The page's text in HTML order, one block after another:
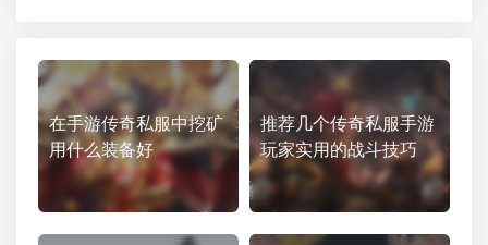
在手游传奇私服中挖矿
用什么装备好
推荐几个传奇私服手游
玩家实用的战斗技巧